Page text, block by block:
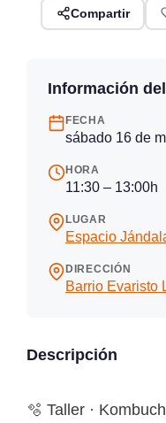
Compartir
Información
FECHA
sábado 16 de
HORA
11:30 – 13:00h
LUGAR
Espacio
DIRECCIÓN
Barrio Evaristo
Descripción
🫧 Taller ·